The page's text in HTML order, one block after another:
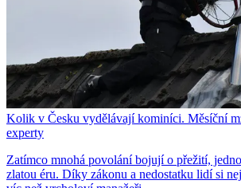
Kolik v Česku vydělávají kominíci. Měsíční
experty
Zatímco mnohá povolání bojují o přežití,
zlatou éru. Díky zákonu a nedostatku lidí si